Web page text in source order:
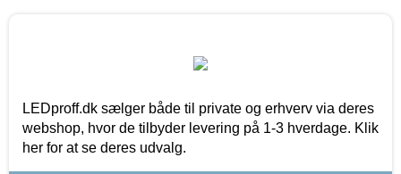
LEDproff.dk sælger både til private og erhverv via deres
webshop, hvor de tilbyder levering på 1-3 hverdage. Klik
her for at se deres udvalg.